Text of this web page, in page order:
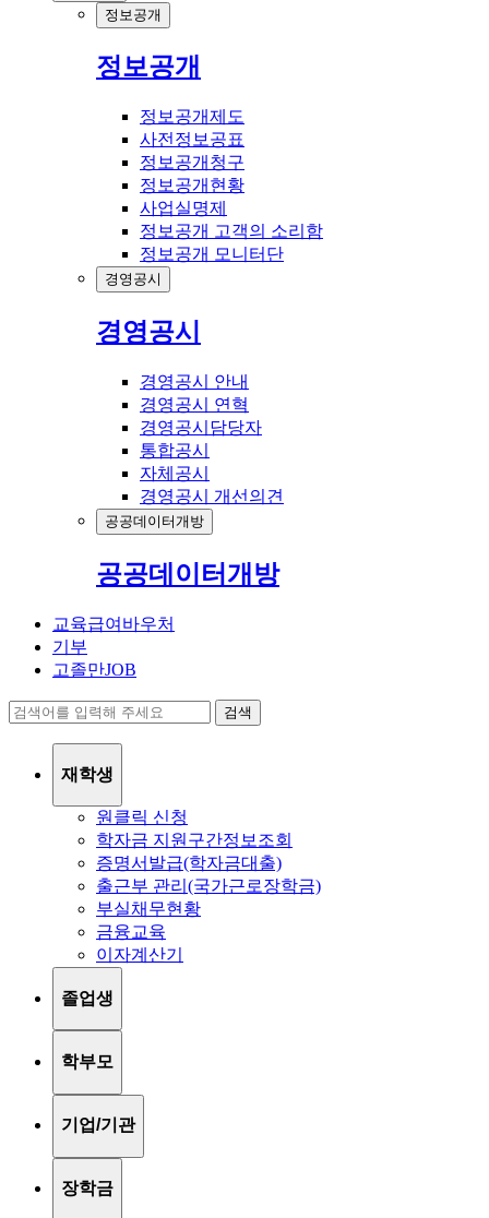
정보공개
정보공개
정보공개제도
사전정보공표
정보공개청구
정보공개현황
사업실명제
정보공개 고객의 소리함
정보공개 모니터단
경영공시
경영공시
경영공시 안내
경영공시 연혁
경영공시담당자
통합공시
자체공시
경영공시 개선의견
공공데이터개방
공공데이터개방
교육급여바우처
기부
고졸만JOB
검색
재학생
원클릭 신청
학자금 지원구간정보조회
증명서발급(학자금대출)
출근부 관리(국가근로장학금)
부실채무현황
금융교육
이자계산기
졸업생
학부모
기업/기관
장학금